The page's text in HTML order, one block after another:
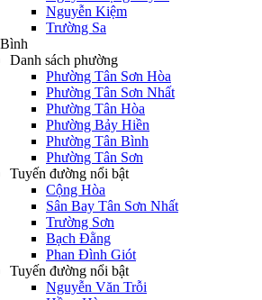
Nguyễn Kiệm
Trường Sa
Danh sách phường
Phường Tân Sơn Hòa
Phường Tân Sơn Nhất
Phường Tân Hòa
Phường Bảy Hiền
Phường Tân Bình
Phường Tân Sơn
Tuyến đường nổi bật
Cộng Hòa
Sân Bay Tân Sơn Nhất
Trường Sơn
Bạch Đằng
Phan Đình Giót
Tuyến đường nổi bật
Nguyễn Văn Trỗi